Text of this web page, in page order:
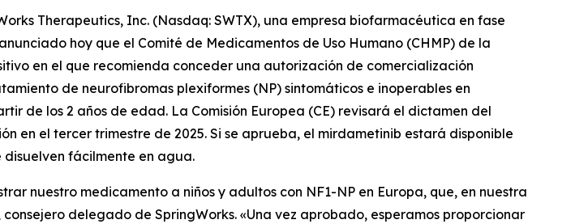
Therapeutics, Inc. (Nasdaq: SWTX), una empresa biofarmacéutica en fase
hoy que el Comité de Medicamentos de Uso Humano (CHMP) de la
en el que recomienda conceder una autorización de comercialización
de neurofibromas plexiformes (NP) sintomáticos e inoperables en
de los 2 años de edad. La Comisión Europea (CE) revisará el dictamen del
en el tercer trimestre de 2025. Si se aprueba, el mirdametinib estará disponible
disuelven fácilmente en agua.
nuestro medicamento a niños y adultos con NF1-NP en Europa, que, en nuestra
delegado de SpringWorks. «Una vez aprobado, esperamos proporcionar